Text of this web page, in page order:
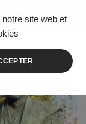
site web et